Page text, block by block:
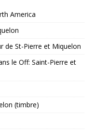
America
de St-Pierre et Miquelon
le Off: Saint-Pierre et
(timbre)